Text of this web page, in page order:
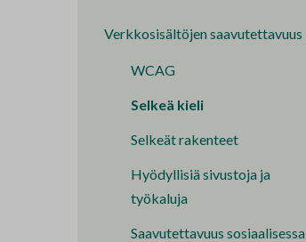
Verkkosisältöjen saavutettavuus
WCAG
Selkeä kieli
Selkeät rakenteet
Hyödyllisiä sivustoja ja
työkaluja
Saavutettavuus sosiaalisessa